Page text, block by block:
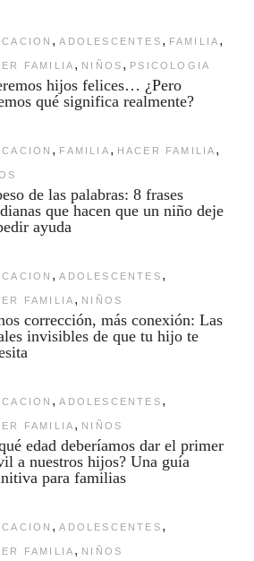
, ADOLESCENTES , FAMILIA ,
FAMILIA , NIÑOS , PSICOLOGIA
hijos felices… ¿Pero
qué significa realmente?
, FAMILIA , HACER FAMILIA ,
de las palabras: 8 frases
que hacen que un niño deje
ayuda
, ADOLESCENTES ,
FAMILIA , NIÑOS
corrección, más conexión: Las
invisibles de que tu hijo te
, ADOLESCENTES ,
FAMILIA , NIÑOS
edad deberíamos dar el primer
a nuestros hijos? Una guía
para familias
, ADOLESCENTES ,
FAMILIA , NIÑOS